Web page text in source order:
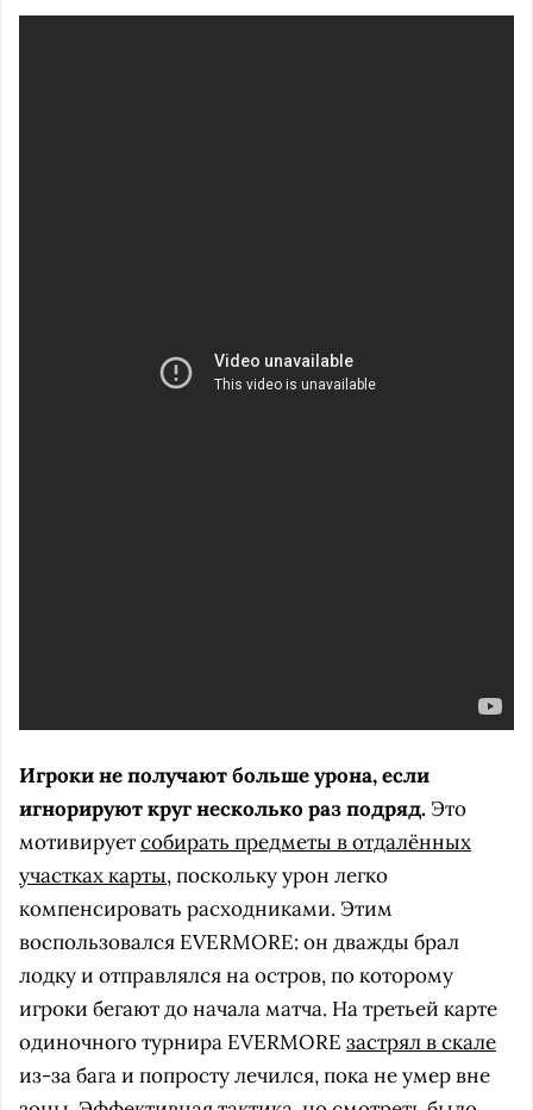
Игроки не получают больше урона, если
игнорируют круг несколько раз подряд.Это
мотивируетсобирать предметы в отдалённых
участках карты, поскольку урон легко
компенсировать расходниками. Этим
воспользовался EVERMORE: он дважды брал
лодку и отправлялся на остров, по которому
игроки бегают до начала матча. На третьей карте
одиночного турнира EVERMORE застрял в скале
из-за бага и попросту лечился, пока не умер вне